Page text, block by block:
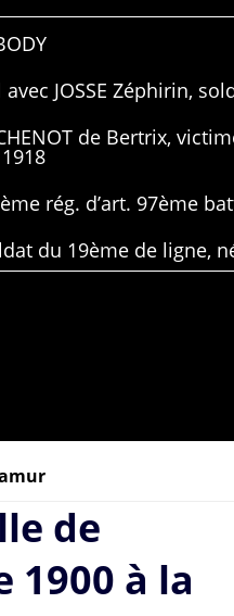
avec JOSSE Zéphirin,
de Bertrix,
rég. d’art. 97ème
du 19ème de ligne,
de
1900 à la